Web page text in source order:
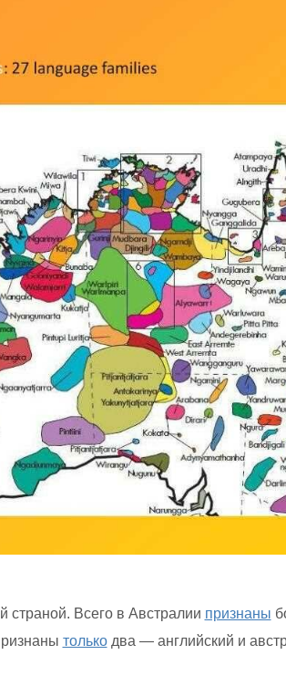
страной. Всего в Австралии признаны
толькодва — английский и